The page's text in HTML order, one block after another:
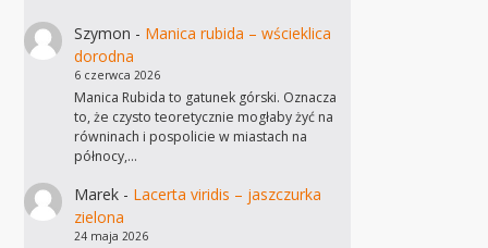
Szymon - Manica rubida – wścieklica
dorodna
6 czerwca 2026
Manica Rubida to gatunek górski. Oznacza
to, że czysto teoretycznie mogłaby żyć na
równinach i pospolicie w miastach na
północy,…
Marek- Lacerta viridis – jaszczurka
zielona
24 maja 2026